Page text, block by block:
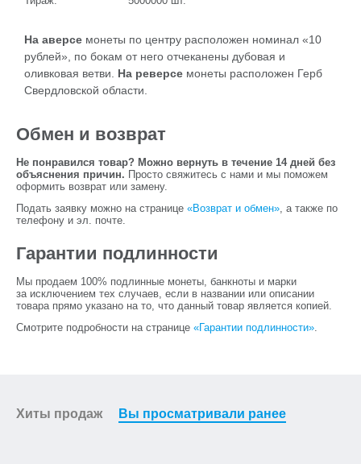
На аверсе монеты по центру расположен номинал «10
рублей», по бокам от него отчеканены дубовая и
оливковая ветви. На реверсе монеты расположен Герб
Свердловской области.
Обмен и возврат
Не понравился товар? Можно вернуть в течение 14 дней без
объяснения причин. Просто свяжитесь с нами и мы поможем
оформить возврат или замену.
Подать заявку можно на странице «Возврат и обмен», а также по
телефону и эл. почте.
Гарантии подлинности
Мы продаем 100% подлинные монеты, банкноты и марки
за исключением тех случаев, если в названии или описании
товара прямо указано на то, что данный товар является копией.
Смотрите подробности на странице «Гарантии подлинности».
Хиты продаж Вы просматривали ранее